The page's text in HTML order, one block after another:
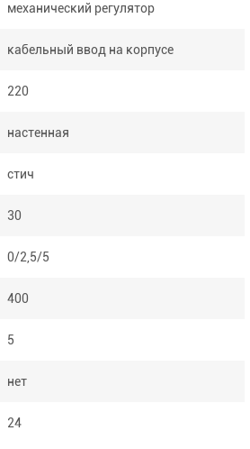
механический регулятор
кабельный ввод на корпусе
220
настенная
стич
30
0/2,5/5
400
5
нет
24